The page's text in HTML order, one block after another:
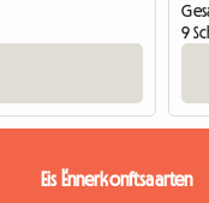
9
Eis Ënnerkonftsaarten